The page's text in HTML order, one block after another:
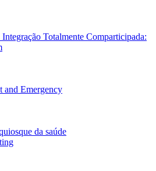
Totalmente Comparticipada:
Emergency
da saúde